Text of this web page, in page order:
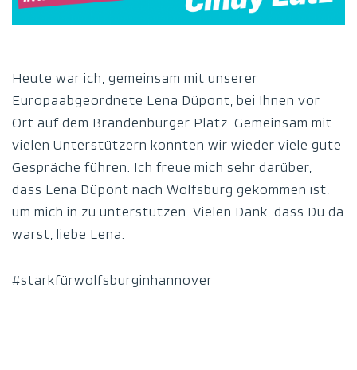
Heute war ich, gemeinsam mit unserer
Europaabgeordnete Lena Düpont, bei Ihnen vor
Ort auf dem Brandenburger Platz. Gemeinsam mit
vielen Unterstützern konnten wir wieder viele gute
Gespräche führen. Ich freue mich sehr darüber,
dass Lena Düpont nach Wolfsburg gekommen ist,
um mich in zu unterstützen. Vielen Dank, dass Du da
warst, liebe Lena.
#starkfürwolfsburginhannover